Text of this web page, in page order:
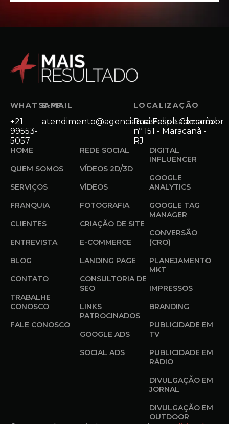
WHATSAPP
+21
99553-
5057
E-MAIL
atendimento@agenciamaisresultado.com.br
LOCALIZAÇÃO
Rua Felipe Camarão
nº 151 - Maracanã -
RJ
HOME
QUEM SOMOS
SERVIÇOS
FRANQUIA
CLIENTES
ENTREVISTA
BLOG
CONTATO
TRABALHE
CONOSCO
FALE CONOSCO
REDE SOCIAL
VÍDEOS 2D/3D
VÍDEOS
FOTOGRAFIA
CRIAÇÃO DE SITE
E-COMMERCE
LANDING PAGE
CONSULTORIA DE
SEO
LINKS
PATROCINADOS
GOOGLE ADS
SOCIAL ADS
DIGITAL
INFLUENCER
GOOGLE
ANALYTICS
GOOGLE TAG
MANAGER
CONVERSÃO
(CRO)
PLANEJAMENTO
MKT
IMPRESSOS
BRANDING
PUBLICIDADE EM
TV
PUBLICIDADE EM
RÁDIO
DIVULGAÇÃO EM
JORNAL
DIVULGAÇÃO EM
OUTDOOR